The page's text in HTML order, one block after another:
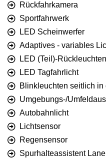
Rückfahrkamera
Sportfahrwerk
LED Scheinwerfer
Adaptives - variables
LED (Teil)-Rückleuchten
LED Tagfahrlicht
Blinkleuchten seitlich
Umgebungs-/
Autobahnlicht
Lichtsensor
Regensensor
Spurhalteassistent